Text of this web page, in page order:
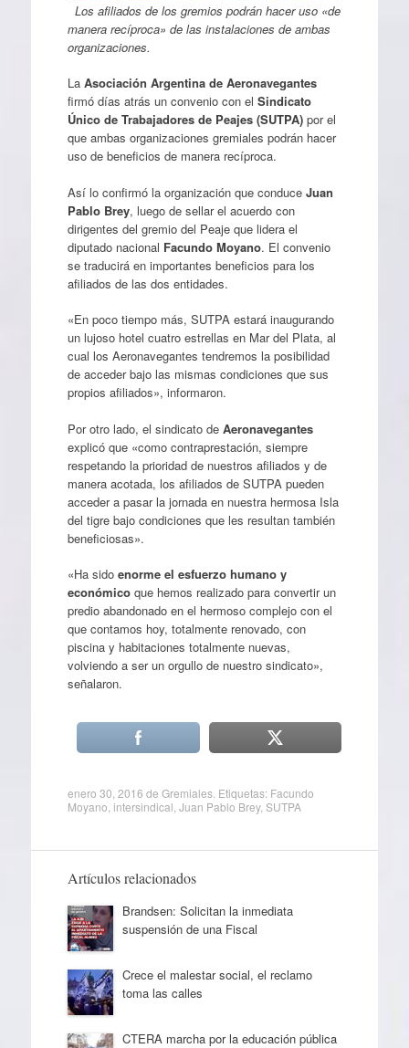
Los afiliados de los gremios podrán hacer uso «de
manera recíproca» de las instalaciones de ambas
organizaciones.
La Asociación Argentina de Aeronavegantes
firmó días atrás un convenio con el Sindicato
Único de Trabajadores de Peajes (SUTPA)por el
que ambas organizaciones gremiales podrán hacer
uso de beneficios de manera recíproca.
Así lo confirmó la organización que conduce Juan
Pablo Brey, luego de sellar el acuerdo con
dirigentes del gremio del Peaje que lidera el
diputado nacional Facundo Moyano. El convenio
se traducirá en importantes beneficios para los
afiliados de las dos entidades.
«En poco tiempo más, SUTPA estará inaugurando
un lujoso hotel cuatro estrellas en Mar del Plata, al
cual los Aeronavegantes tendremos la posibilidad
de acceder bajo las mismas condiciones que sus
propios afiliados», informaron.
Por otro lado, el sindicato deAeronavegantes
explicó que «como contraprestación, siempre
respetando la prioridad de nuestros afiliados y de
manera acotada, los afiliados de SUTPA pueden
acceder a pasar la jornada en nuestra hermosa Isla
del tigre bajo condiciones que les resultan también
beneficiosas».
«Ha sido enorme el esfuerzo humano y
económico que hemos realizado para convertir un
predio abandonado en el hermoso complejo con el
que contamos hoy, totalmente renovado, con
piscina y habitaciones totalmente nuevas,
volviendo a ser un orgullo de nuestro sindicato»,
señalaron.
enero 30, 2016 de Gremiales. Etiquetas: Facundo
Moyano intersindical Juan Pablo Brey, SUTPA
Artículos relacionados
Brandsen: Solicitan la inmediata
suspensión de una Fiscal
Crece el malestar social, el reclamo
toma las calles
CTERA marcha por la educación pública